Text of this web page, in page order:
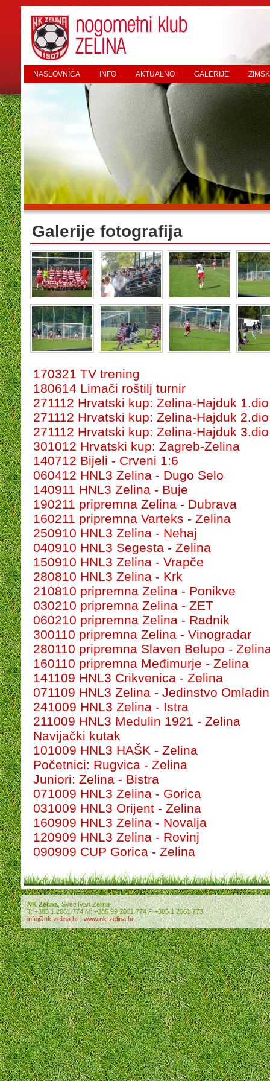
NASLOVNICA INFO AKTUALNO GALERIJE
Galerije fotografija
170321 TV trening
180614 Limači roštilj turnir
271112 Hrvatski kup: Zelina-Hajduk 1.dio
271112 Hrvatski kup: Zelina-Hajduk 2.dio
271112 Hrvatski kup: Zelina-Hajduk 3.dio
301012 Hrvatski kup: Zagreb-Zelina
140712 Bijeli - Crveni 1:6
060412 HNL3 Zelina - Dugo Selo
140911 HNL3 Zelina - Buje
190211 pripremna Zelina - Dubrava
160211 pripremna Varteks - Zelina
250910 HNL3 Zelina - Nehaj
040910 HNL3 Segesta - Zelina
150910 HNL3 Zelina - Vrapče
280810 HNL3 Zelina - Krk
210810 pripremna Zelina - Ponikve
030210 pripremna Zelina - ZET
060210 pripremna Zelina - Radnik
300110 pripremna Zelina - Vinogradar
280110 pripremna Slaven Belupo -
160110 pripremna Međimurje - Zelina
141109 HNL3 Crikvenica - Zelina
071109 HNL3 Zelina - Jedinstvo
241009 HNL3 Zelina - Istra
211009 HNL3 Medulin 1921 - Zelina
Navijački kutak
101009 HNL3 HAŠK - Zelina
Početnici: Rugvica - Zelina
Juniori: Zelina - Bistra
071009 HNL3 Zelina - Gorica
031009 HNL3 Orijent - Zelina
160909 HNL3 Zelina - Novalja
120909 HNL3 Zelina - Rovinj
090909 CUP Gorica - Zelina
NK Zelina, Sveti Ivan Zelina
T: +385 1 2061 774 M: +385 99 2061 774 F +385 1 2061 773
info@nk-zelina.hr|www.nk-zelina.hr